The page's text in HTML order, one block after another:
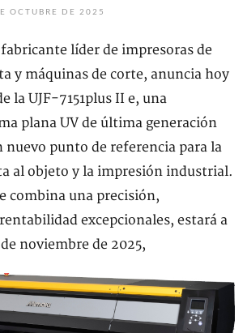
OCTUBRE DE 2025
líder de impresoras de
y máquinas de corte, anuncia hoy
la UJF-7151plus II e, una
plana UV de última generación
nuevo punto de referencia para la
al objeto y la impresión industrial.
combina una precisión,
excepcionales, estará a
noviembre de 2025,